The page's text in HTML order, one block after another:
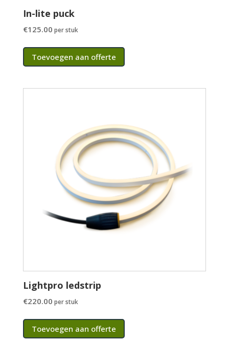
In-lite puck
€125.00 per stuk
Toevoegen aan offerte
Lightpro ledstrip
€220.00 per stuk
Toevoegen aan offerte